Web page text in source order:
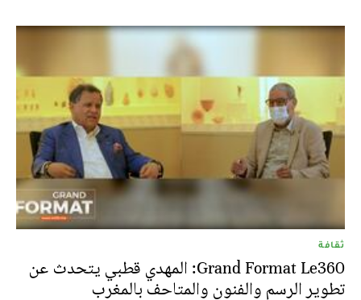
ثقافة
Grand Format Le360: المهدي قطبي يتحدث عن
تطوير الرسم والفنون والمتاحف بالمغرب